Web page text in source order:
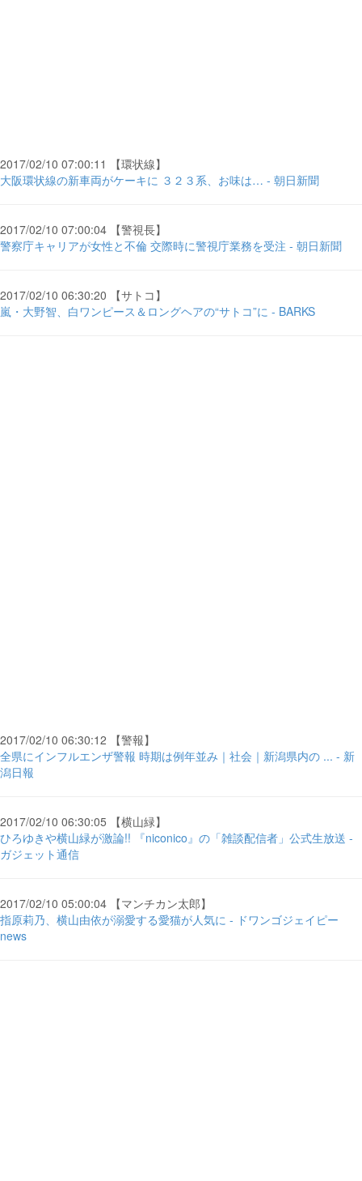
2017/02/10 07:00:11 【環状線】
大阪環状線の新車両がケーキに ３２３系、お味は… - 朝日新聞
2017/02/10 07:00:04 【警視長】
警察庁キャリアが女性と不倫 交際時に警視庁業務を受注 - 朝日新聞
2017/02/10 06:30:20 【サトコ】
嵐・大野智、白ワンピース＆ロングヘアの“サトコ”に - BARKS
2017/02/10 06:30:12 【警報】
全県にインフルエンザ警報 時期は例年並み｜社会｜新潟県内の ... - 新
潟日報
2017/02/10 06:30:05 【横山緑】
ひろゆきや横山緑が激論!! 『niconico』の「雑談配信者」公式生放送 -
ガジェット通信
2017/02/10 05:00:04 【マンチカン太郎】
指原莉乃、横山由依が溺愛する愛猫が人気に - ドワンゴジェイピー
news